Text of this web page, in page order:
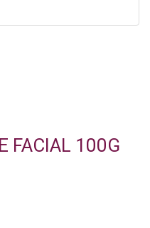
FACIAL 100G